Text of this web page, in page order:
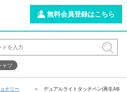
無料会員登録はこちら
ャツ
ナリー デュアルライトタッチペン(再生ABS)